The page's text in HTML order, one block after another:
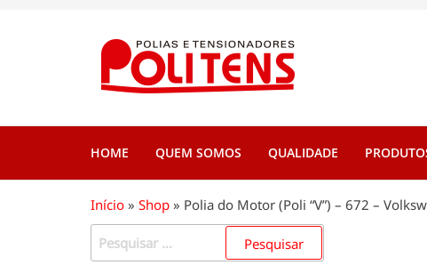
HOME QUEM SOMOS QUALIDADE
Início » Shop » Polia do Motor (Poli “V”) – 672 –
Pesquisar
por: